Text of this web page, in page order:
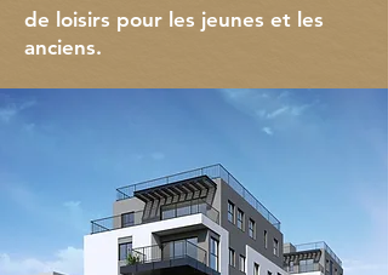
de loisirs pour les jeunes et les
anciens.